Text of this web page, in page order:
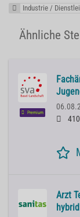
Industrie /
Ähnliche
Premium
Arzt
hybrid